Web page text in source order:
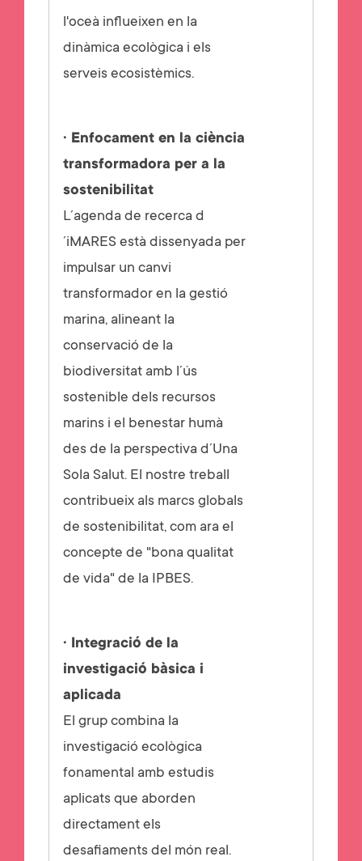
l'oceà influeixen en la
dinàmica ecològica i els
serveis ecosistèmics.
· Enfocament en la ciència
transformadora per a la
sostenibilitat
L´agenda de recerca d
´iMARES està dissenyada per
impulsar un canvi
transformador en la gestió
marina, alineant la
conservació de la
biodiversitat amb l´ús
sostenible dels recursos
marins i el benestar humà
des de la perspectiva d´Una
Sola Salut. El nostre treball
contribueix als marcs globals
de sostenibilitat, com ara el
concepte de "bona qualitat
de vida" de la IPBES.
· Integració de la
investigació bàsica i
aplicada
El grup combina la
investigació ecològica
fonamental amb estudis
aplicats que aborden
directament els
desafiaments del món real.